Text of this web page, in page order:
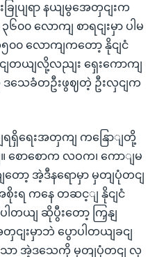
ြုပျရာ နယျမွအေတှငျးက
၀၀ လောကျ စာရငျးမှာ ပါမ
၀၀ လောကျကတော့ နိုငျငံ
ျတယျလို့လညျး ရှေးကောကျ
ဒသေခံတဦးဖွဈတဲ့ ဦးလှငျက
ျရရှိရေးအတှကျ ကနြောျတို့
စောစောက လဝက၊ ကောျမ
ော့ အဲ့ဒီနရောမှာ မှတျပုံတငျ
းရ ကနေ တဆင့ျ နိုငျငံ
ယျ ဆိုပွီးတော့ ကြှနျ
ငျးမှာဘဲ ပွောပါတယျခငျ
သာ အဲ့ဒသေကို မှတျပုံတငျ လု